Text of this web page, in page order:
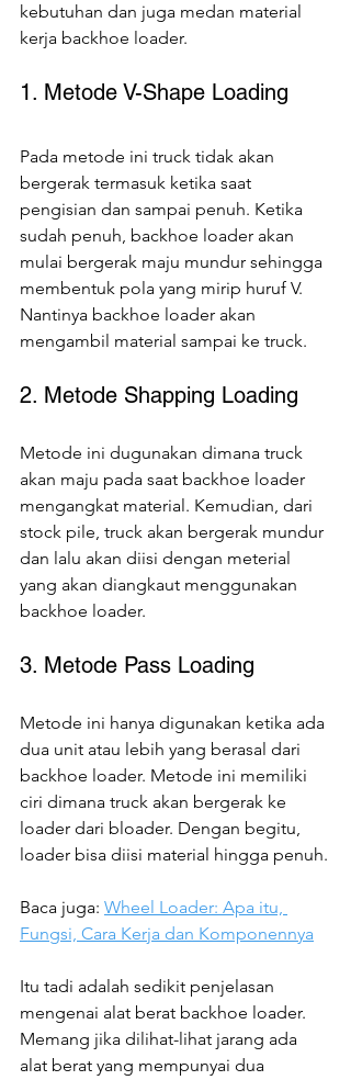
kebutuhan dan juga medan material
kerja backhoe loader.
1. Metode V-Shape Loading
Pada metode ini truck tidak akan
bergerak termasuk ketika saat
pengisian dan sampai penuh. Ketika
sudah penuh, backhoe loader akan
mulai bergerak maju mundur sehingga
membentuk pola yang mirip huruf V.
Nantinya backhoe loader akan
mengambil material sampai ke truck.
2. Metode Shapping Loading
Metode ini dugunakan dimana truck
akan maju pada saat backhoe loader
mengangkat material. Kemudian, dari
stock pile, truck akan bergerak mundur
dan lalu akan diisi dengan meterial
yang akan diangkaut menggunakan
backhoe loader.
3. Metode Pass Loading
Metode ini hanya digunakan ketika ada
dua unit atau lebih yang berasal dari
backhoe loader. Metode ini memiliki
ciri dimana truck akan bergerak ke
loader dari bloader. Dengan begitu,
loader bisa diisi material hingga penuh.
Baca juga: Wheel Loader: Apa itu,
Fungsi, Cara Kerja dan Komponennya
Itu tadi adalah sedikit penjelasan
mengenai alat berat backhoe loader.
Memang jika dilihat-lihat jarang ada
alat berat yang mempunyai dua